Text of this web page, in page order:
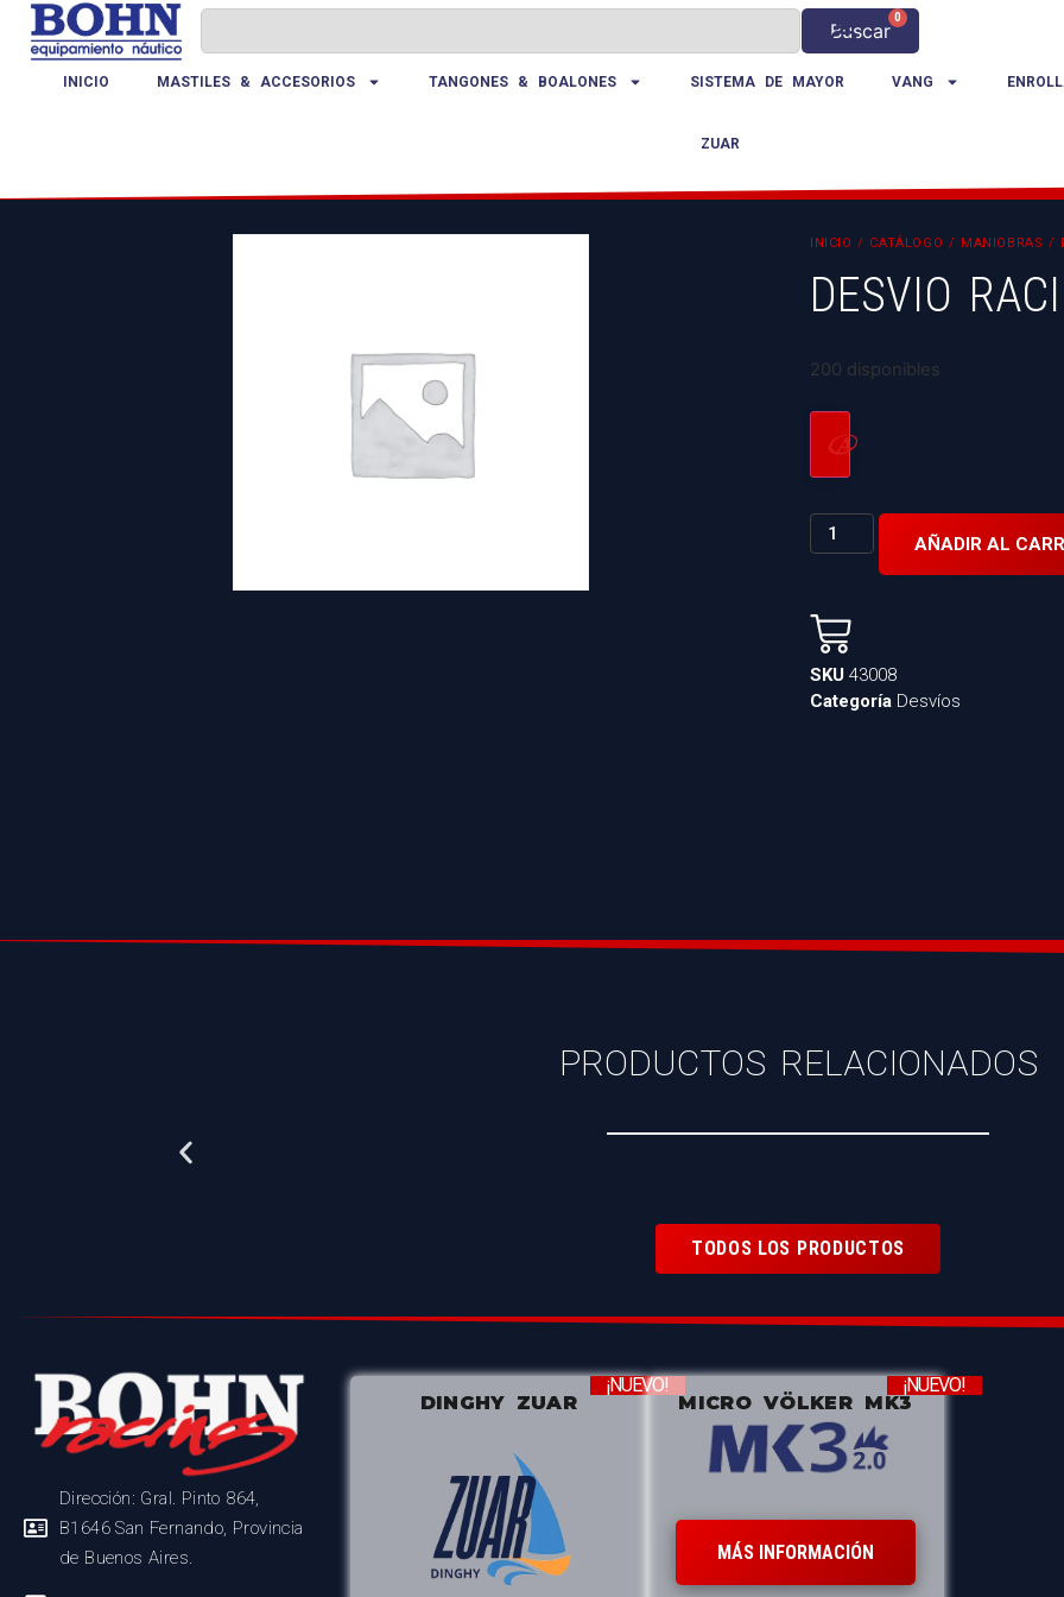
Buscar
0
INICIO MASTILES & ACCESORIOS TANGONES & BOALONES SISTEMA DE MAYOR VANG
ZUAR
INICIO / CATÁLOGO / MANIOBRAS /
DESVIO
200 disponibles
AÑADIR AL
SKU 43008
Categoría Desvíos
PRODUCTOS RELACIONADOS
TODOS LOS PRODUCTOS
Dirección: Gral. Pinto 864,
B1646 San Fernando, Provincia
de Buenos Aires.
DINGHY ZUAR
¡NUEVO!
MICRO VÖLKER MK3
¡NUEVO!
MÁS INFORMACIÓN